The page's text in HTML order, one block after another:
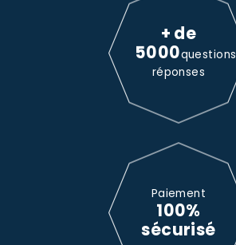
+ de
5000questions
réponses
Paiement
100%
sécurisé